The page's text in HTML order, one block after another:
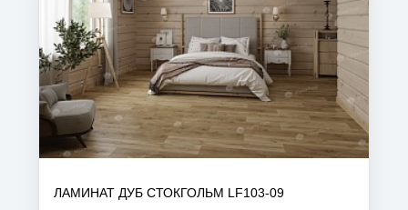
ЛАМИНАТ ДУБ СТОКГОЛЬМ LF103-09